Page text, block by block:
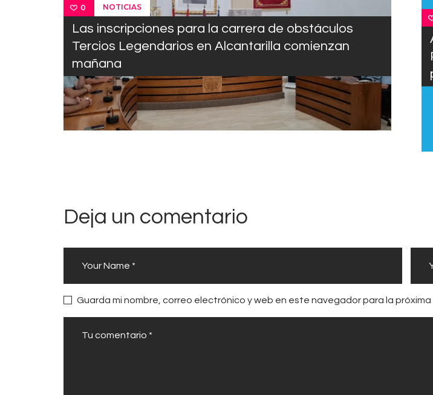
0 NOTICIAS
Las inscripciones para la carrera de obstáculos
Tercios Legendarios en Alcantarilla comienzan
mañana
Deja un comentario
Guarda mi nombre, correo electrónico y web en este navegador para la próxima